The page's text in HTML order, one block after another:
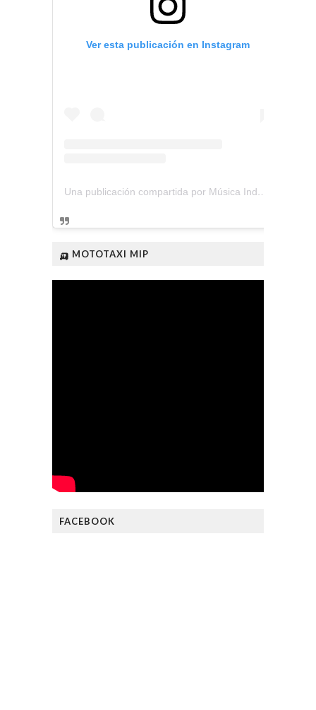
Ver esta publicación en Instagram
Una publicación compartida por Música Independiente Perú 🇵🇪 (@musica.independiente.peru)
🛺 MOTOTAXI MIP
FACEBOOK